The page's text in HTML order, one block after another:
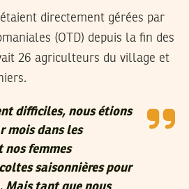
directement gérées par
(OTD) depuis la fin des
26 agriculteurs du village et
difficiles, nous étions
mois dans les
nos femmes
saisonnières pour